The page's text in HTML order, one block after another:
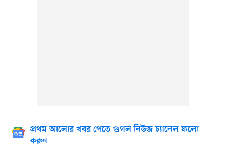
প্রথম আলোর খবর পেতে গুগল নিউজ চ্যানেল ফলো
করুন